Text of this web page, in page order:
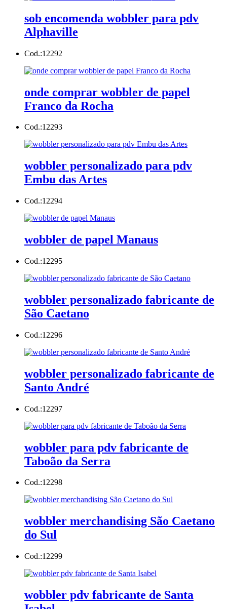
sob encomenda wobbler para pdv
Alphaville
Cod.:12292
onde comprar wobbler de papel
Franco da Rocha
Cod.:12293
wobbler personalizado para pdv
Embu das Artes
Cod.:12294
wobbler de papel Manaus
Cod.:12295
wobbler personalizado fabricante de
São Caetano
Cod.:12296
wobbler personalizado fabricante de
Santo André
Cod.:12297
wobbler para pdv fabricante de
Taboão da Serra
Cod.:12298
wobbler merchandising São Caetano
do Sul
Cod.:12299
wobbler pdv fabricante de Santa